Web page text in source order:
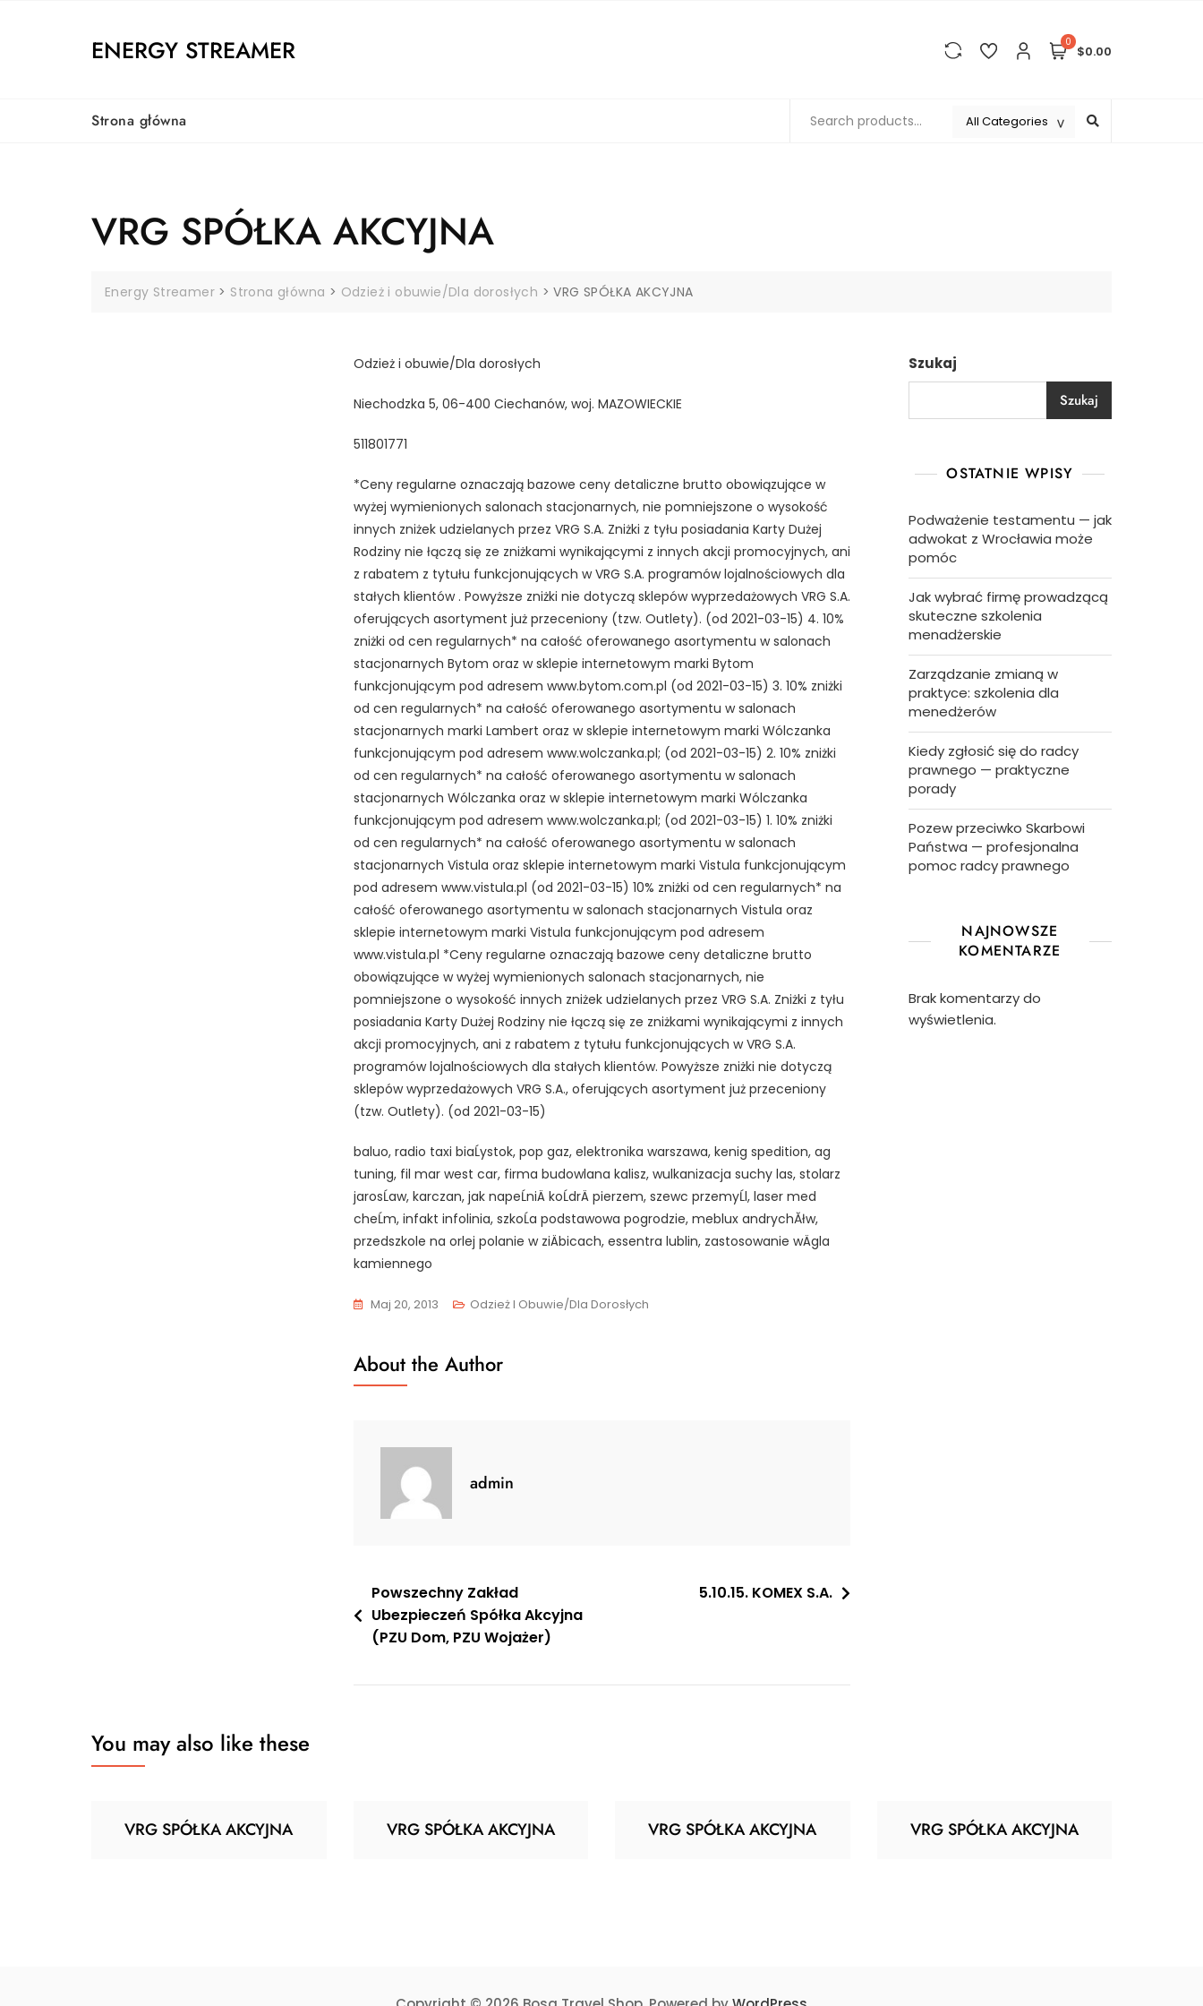
ENERGY STREAMER 0
$0.00
Strona główna
VRG SPÓŁKA AKCYJNA
Energy Streamer > Strona główna > Odzież i obuwie/Dla dorosłych >VRG SPÓŁKA AKCYJNA
Odzież i obuwie/Dla dorosłych
Niechodzka 5, 06-400 Ciechanów, woj. MAZOWIECKIE
511801771
*Ceny regularne oznaczają bazowe ceny detaliczne brutto obowiązujące w
wyżej wymienionych salonach stacjonarnych, nie pomniejszone o wysokość
innych zniżek udzielanych przez VRG S.A. Zniżki z tyłu posiadania Karty Dużej
Rodziny nie łączą się ze zniżkami wynikającymi z innych akcji promocyjnych, ani
z rabatem z tytułu funkcjonujących w VRG S.A. programów lojalnościowych dla
stałych klientów . Powyższe zniżki nie dotyczą sklepów wyprzedażowych VRG S.A.
oferujących asortyment już przeceniony (tzw. Outlety). (od 2021-03-15) 4. 10%
zniżki od cen regularnych* na całość oferowanego asortymentu w salonach
stacjonarnych Bytom oraz w sklepie internetowym marki Bytom
funkcjonującym pod adresem www.bytom.com.pl (od 2021-03-15) 3. 10% zniżki
od cen regularnych* na całość oferowanego asortymentu w salonach
stacjonarnych marki Lambert oraz w sklepie internetowym marki Wólczanka
funkcjonującym pod adresem www.wolczanka.pl; (od 2021-03-15) 2. 10% zniżki
od cen regularnych* na całość oferowanego asortymentu w salonach
stacjonarnych Wólczanka oraz w sklepie internetowym marki Wólczanka
funkcjonującym pod adresem www.wolczanka.pl; (od 2021-03-15) 1. 10% zniżki
od cen regularnych* na całość oferowanego asortymentu w salonach
stacjonarnych Vistula oraz sklepie internetowym marki Vistula funkcjonującym
pod adresem www.vistula.pl (od 2021-03-15) 10% zniżki od cen regularnych* na
całość oferowanego asortymentu w salonach stacjonarnych Vistula oraz
sklepie internetowym marki Vistula funkcjonującym pod adresem
www.vistula.pl *Ceny regularne oznaczają bazowe ceny detaliczne brutto
obowiązujące w wyżej wymienionych salonach stacjonarnych, nie
pomniejszone o wysokość innych zniżek udzielanych przez VRG S.A. Zniżki z tyłu
posiadania Karty Dużej Rodziny nie łączą się ze zniżkami wynikającymi z innych
akcji promocyjnych, ani z rabatem z tytułu funkcjonujących w VRG S.A.
programów lojalnościowych dla stałych klientów. Powyższe zniżki nie dotyczą
sklepów wyprzedażowych VRG S.A., oferujących asortyment już przeceniony
(tzw. Outlety). (od 2021-03-15)
baluo, radio taxi biaĹystok, pop gaz, elektronika warszawa, kenig spedition, ag
tuning, fil mar west car, firma budowlana kalisz, wulkanizacja suchy las, stolarz
jarosĹaw, karczan, jak napeĹniÄ koĹdrÄ pierzem, szewc przemyĹl, laser med
cheĹm, infakt infolinia, szkoĹa podstawowa pogrodzie, meblux andrychĂłw,
przedszkole na orlej polanie w ziÄbicach, essentra lublin, zastosowanie wÄgla
kamiennego
Maj 20, 2013 Odzież I Obuwie/Dla Dorosłych
About the Author
admin
Nawigacja
wpisu
Powszechny Zakład
Ubezpieczeń Spółka Akcyjna
(PZU Dom, PZU Wojażer)
5.10.15. KOMEX S.A.
Szukaj
Szukaj
OSTATNIE WPISY
Podważenie testamentu — jak
adwokat z Wrocławia może
pomóc
Jak wybrać firmę prowadzącą
skuteczne szkolenia
menadżerskie
Zarządzanie zmianą w
praktyce: szkolenia dla
menedżerów
Kiedy zgłosić się do radcy
prawnego — praktyczne
porady
Pozew przeciwko Skarbowi
Państwa — profesjonalna
pomoc radcy prawnego
NAJNOWSZE
KOMENTARZE
Brak komentarzy do
wyświetlenia.
You may also like these
VRG SPÓŁKA AKCYJNA VRG SPÓŁKA AKCYJNA VRG SPÓŁKA AKCYJNA VRG SPÓŁKA AKCYJNA